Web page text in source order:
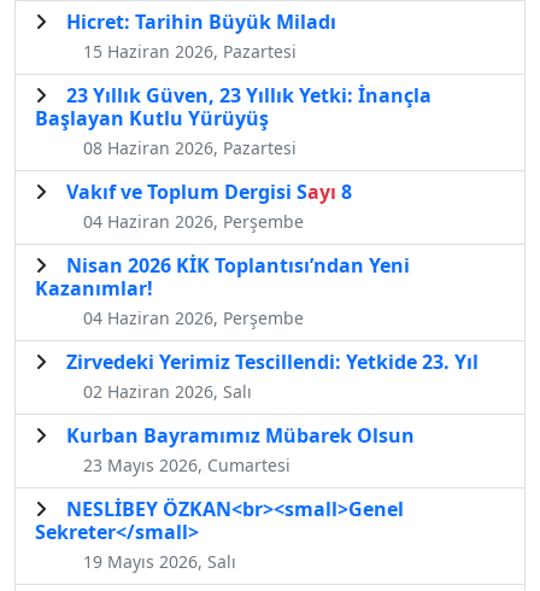
Hicret: Tarihin Büyük Miladı
15 Haziran 2026, Pazartesi
23 Yıllık Güven, 23 Yıllık Yetki: İnançla
Başlayan Kutlu Yürüyüş
08 Haziran 2026, Pazartesi
Vakıf ve Toplum Dergisi Sayı 8
04 Haziran 2026, Perşembe
Nisan 2026 KİK Toplantısı’ndan Yeni
Kazanımlar!
04 Haziran 2026, Perşembe
Zirvedeki Yerimiz Tescillendi: Yetkide 23. Yıl
02 Haziran 2026, Salı
Kurban Bayramımız Mübarek Olsun
23 Mayıs 2026, Cumartesi
NESLİBEY ÖZKAN<br><small>Genel
Sekreter</small>
19 Mayıs 2026, Salı